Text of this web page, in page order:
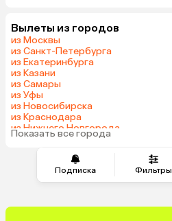
Подписка Фильтры
Вылеты из городов
из Москвы
из Санкт-Петербурга
из Екатеринбурга
из Казани
из Самары
из Уфы
из Новосибирска
из Краснодара
из Нижнего Новгорода
из Перми
Показать все города